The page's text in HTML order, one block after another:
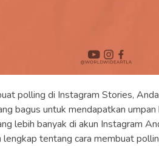
polling di Instagram Stories,
bagus untuk mendapatkan
lebih banyak di akun Instagram
lengkap tentang cara membuat